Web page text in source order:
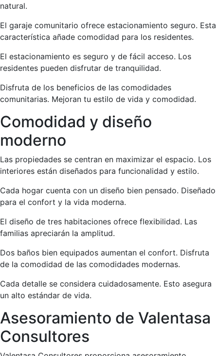
natural.
El garaje comunitario ofrece estacionamiento seguro. Esta
característica añade comodidad para los residentes.
El estacionamiento es seguro y de fácil acceso. Los
residentes pueden disfrutar de tranquilidad.
Disfruta de los beneficios de las comodidades
comunitarias. Mejoran tu estilo de vida y comodidad.
Comodidad y diseño
moderno
Las propiedades se centran en maximizar el espacio. Los
interiores están diseñados para funcionalidad y estilo.
Cada hogar cuenta con un diseño bien pensado. Diseñado
para el confort y la vida moderna.
El diseño de tres habitaciones ofrece flexibilidad. Las
familias apreciarán la amplitud.
Dos baños bien equipados aumentan el confort. Disfruta
de la comodidad de las comodidades modernas.
Cada detalle se considera cuidadosamente. Esto asegura
un alto estándar de vida.
Asesoramiento de Valentasa
Consultores